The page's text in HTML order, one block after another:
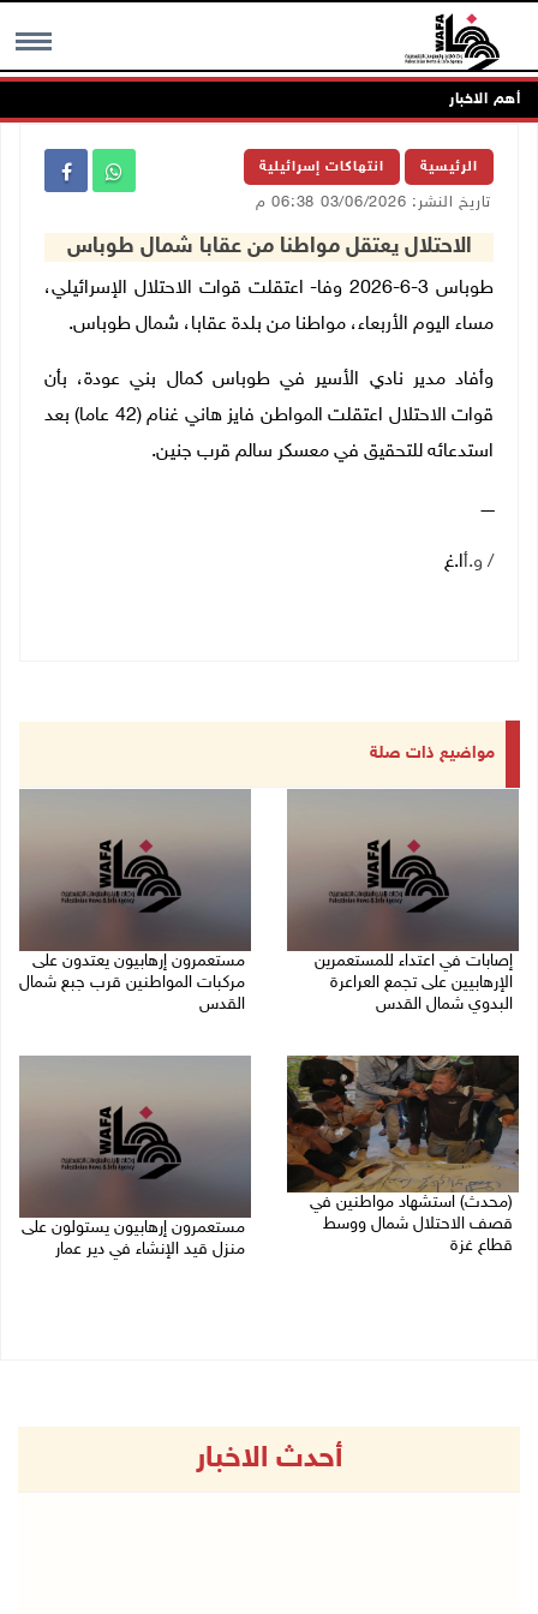
MENU أهم الاخبار
الرئيسية انتهاكات إسرائيلية
تاريخ النشر: 03/06/2026 06:38 م
الاحتلال يعتقل مواطنا من عقابا شمال طوباس
طوباس 3-6-2026 وفا- اعتقلت قوات الاحتلال الإسرائيلي،
مساء اليوم الأربعاء، مواطنا من بلدة عقابا، شمال طوباس.
وأفاد مدير نادي الأسير في طوباس كمال بني عودة، بأن
قوات الاحتلال اعتقلت المواطن فايز هاني غنام (42 عاما) بعد
استدعائه للتحقيق في معسكر سالم قرب جنين.
ـــــ
/ و.أا.غ
مواضيع ذات صلة
إصابات في اعتداء للمستعمرين
الإرهابيين على تجمع العراعرة
البدوي شمال القدس
مستعمرون إرهابيون يعتدون على
مركبات المواطنين قرب جبع شمال
القدس
(محدث) استشهاد مواطنين في
قصف الاحتلال شمال ووسط
قطاع غزة
مستعمرون إرهابيون يستولون على
منزل قيد الإنشاء في دير عمار
أحدث الاخبار